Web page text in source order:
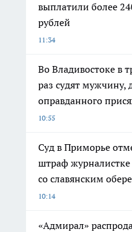
выплатили более
рублей
11:34
Во Владивостоке в
раз судят мужчину,
оправданного
10:55
Суд в Приморье
штраф журналистке
со славянским
10:14
«Адмирал»